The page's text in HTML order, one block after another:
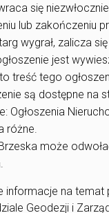
się
lub zakończeniu
wygrał, zalicza
jest
treść tego
są dostępne na
Ogłoszenia
różne.
może
informacje na temat
Geodezji i